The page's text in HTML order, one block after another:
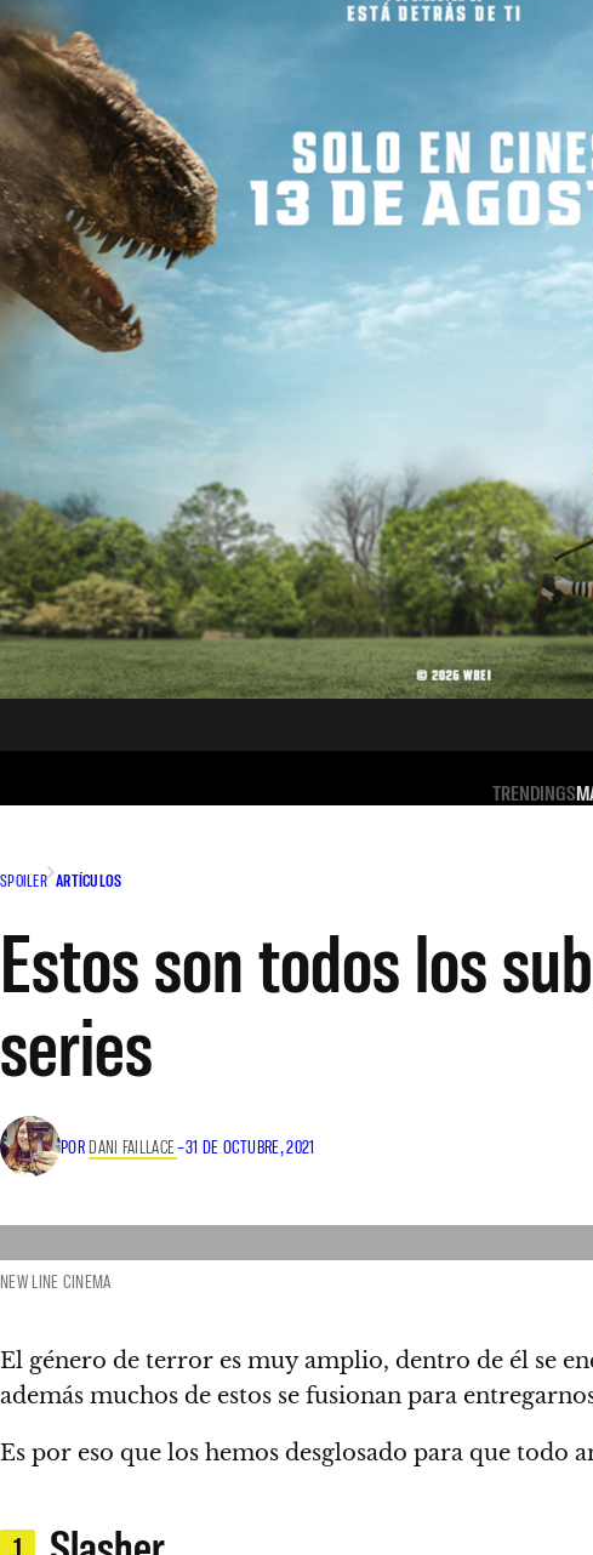
TRENDINGS
SPOILER ARTÍCULOS
Estos son todos los
series
POR DANI FAILLACE–31 DE OCTUBRE, 2021
NEW LINE CINEMA
El género de terror es muy amplio, dentro de él se
además muchos de estos se fusionan para
Es por eso que los hemos desglosado para que todo
1